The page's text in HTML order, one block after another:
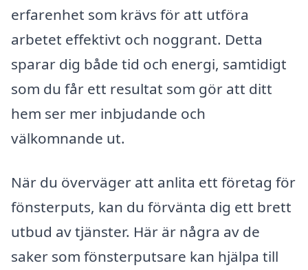
erfarenhet som krävs för att utföra
arbetet effektivt och noggrant. Detta
sparar dig både tid och energi, samtidigt
som du får ett resultat som gör att ditt
hem ser mer inbjudande och
välkomnande ut.
När du överväger att anlita ett företag för
fönsterputs, kan du förvänta dig ett brett
utbud av tjänster. Här är några av de
saker som fönsterputsare kan hjälpa till